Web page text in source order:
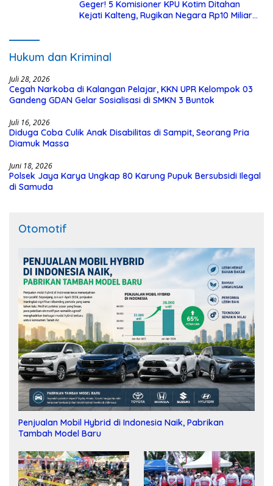
Geger! 5 Komisioner KPU Kotim Ditahan
Kejati Kalteng, Rugikan Negara Rp10 Miliar
Hukum dan Kriminal
Juli 28, 2026
Cegah Narkoba di Kalangan Pelajar, KKN UPR Kelompok 03
Gandeng GDAN Gelar Sosialisasi di SMKN 3 Buntok
Juli 16, 2026
Diduga Coba Culik Anak Disabilitas di Sampit, Seorang Pria
Diamuk Massa
Juni 18, 2026
Polsek Jaya Karya Ungkap 80 Karung Pupuk Bersubsidi Ilegal
di Samuda
Otomotif
Penjualan Mobil Hybrid di Indonesia Naik, Pabrikan
Tambah Model Baru